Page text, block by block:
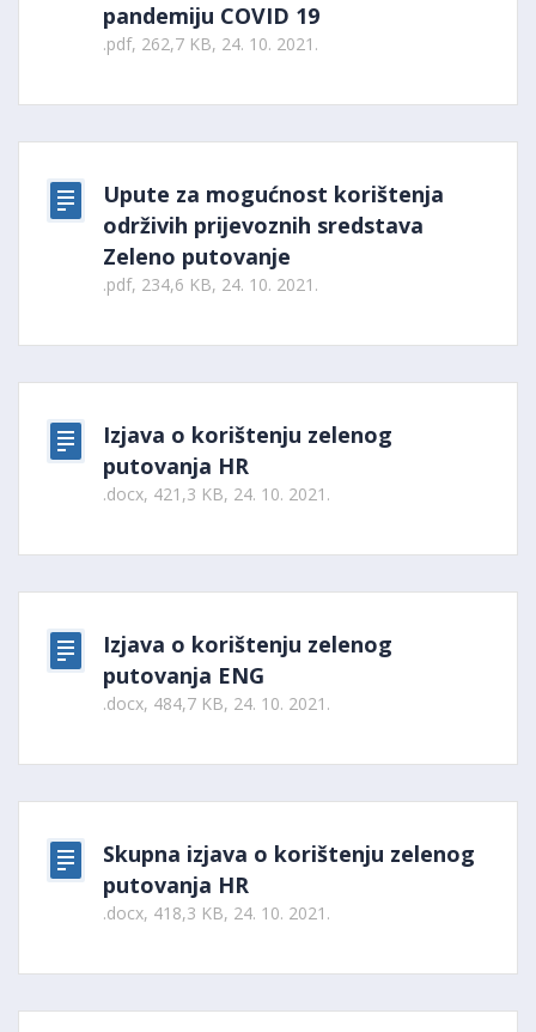
pandemiju COVID 19
.pdf, 262,7 KB, 24. 10. 2021.
Upute za mogućnost korištenja
održivih prijevoznih sredstava
Zeleno putovanje
.pdf, 234,6 KB, 24. 10. 2021.
Izjava o korištenju zelenog
putovanja HR
.docx, 421,3 KB, 24. 10. 2021.
Izjava o korištenju zelenog
putovanja ENG
.docx, 484,7 KB, 24. 10. 2021.
Skupna izjava o korištenju zelenog
putovanja HR
.docx, 418,3 KB, 24. 10. 2021.